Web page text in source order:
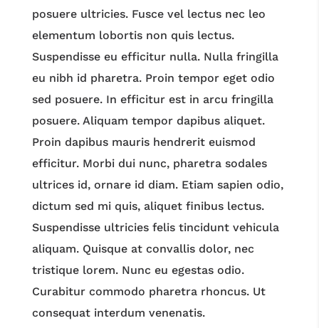
posuere ultricies. Fusce vel lectus nec leo
elementum lobortis non quis lectus.
Suspendisse eu efficitur nulla. Nulla fringilla
eu nibh id pharetra. Proin tempor eget odio
sed posuere. In efficitur est in arcu fringilla
posuere. Aliquam tempor dapibus aliquet.
Proin dapibus mauris hendrerit euismod
efficitur. Morbi dui nunc, pharetra sodales
ultrices id, ornare id diam. Etiam sapien odio,
dictum sed mi quis, aliquet finibus lectus.
Suspendisse ultricies felis tincidunt vehicula
aliquam. Quisque at convallis dolor, nec
tristique lorem. Nunc eu egestas odio.
Curabitur commodo pharetra rhoncus. Ut
consequat interdum venenatis.